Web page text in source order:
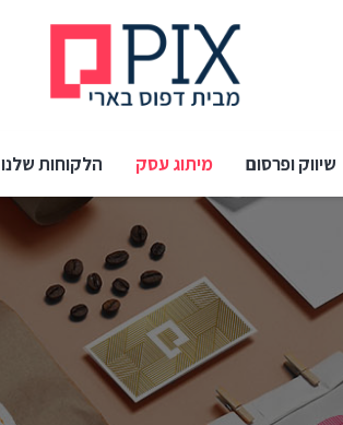
שיווק ופרסום מיתוג עסק הלקוחות שלנו